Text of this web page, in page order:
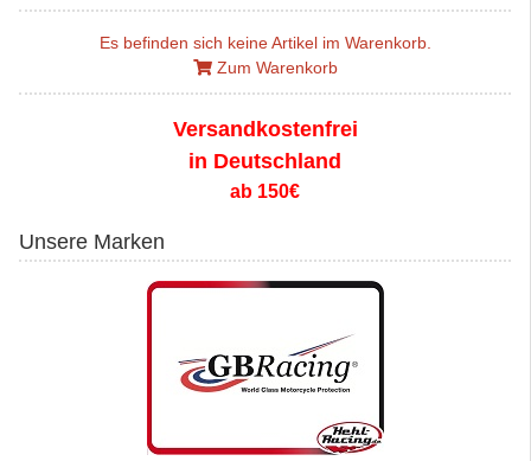
Es befinden sich keine Artikel im Warenkorb.
Zum Warenkorb
Versandkostenfrei
in Deutschland
ab 150€
Unsere Marken